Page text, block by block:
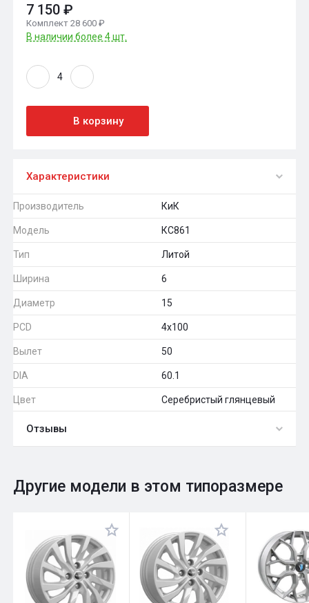
7 150 ₽
Комплект 28 600 ₽
В наличии более 4 шт.
В корзину
Характеристики
Производитель КиК
Модель КС861
Тип Литой
Ширина 6
Диаметр 15
PCD 4x100
Вылет 50
DIA 60.1
Цвет Серебристый глянцевый
Отзывы
Оставить отзыв
Общий рейтинг 0
Другие модели в этом типоразмере